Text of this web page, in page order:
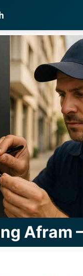
Afram